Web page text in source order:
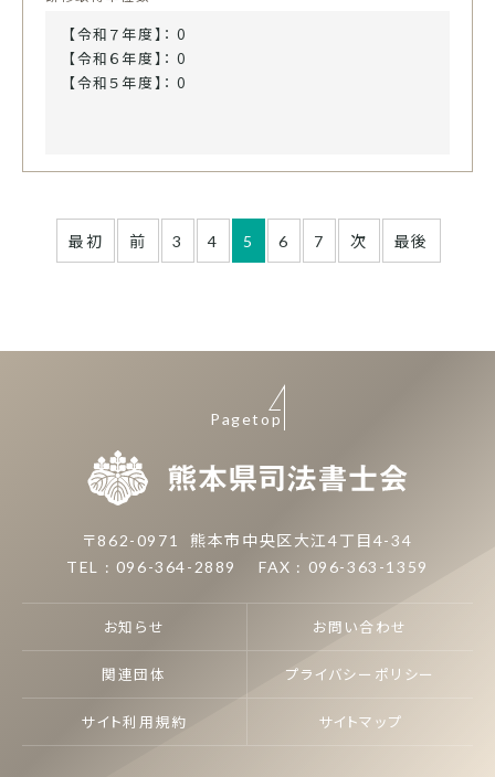
【令和７年度】： 0
【令和６年度】： 0
【令和５年度】： 0
最初 前 3 4 5 6 7 次 最後
〒862-0971
熊本市中央区大江4丁目4-34
TEL : 096-364-2889
FAX : 096-363-1359
お知らせ お問い合わせ
関連団体 プライバシーポリシー
サイト利用規約 サイトマップ
Pagetop